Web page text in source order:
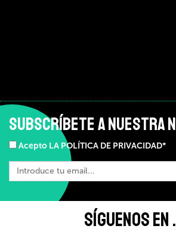
SUBSCRÍBETE A NUESTRA
Acepto LA POLÍTICA DE PRIVACIDAD*
SÍGUENOS EN